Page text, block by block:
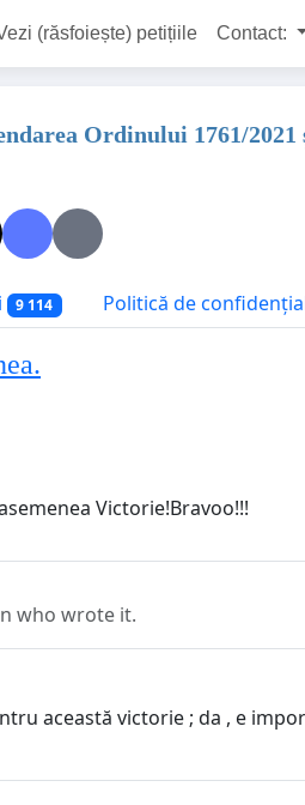
(răsfoiește) petițiile Contact:
Ordinului 1761/
9 114 Politică de
Victorie!Bravoo!!!
who wrote it.
această victorie ; da , e